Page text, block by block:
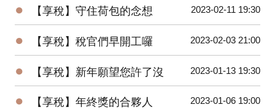
● 【享稅】守住荷包的念想 2023-02-11 19:30
● 【享稅】稅官們早開工囉 2023-02-03 21:00
● 【享稅】新年願望您許了沒 2023-01-13 19:30
● 【享稅】年終獎的合夥人 2023-01-06 19:00